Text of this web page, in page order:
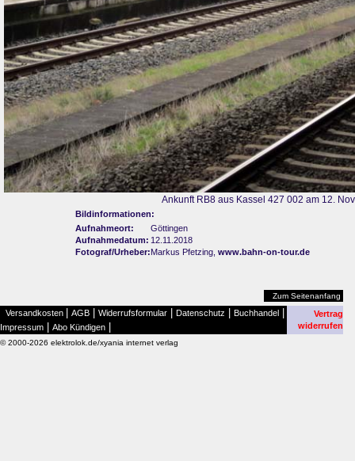
Ankunft RB8 aus Kassel 427 002 am 12.
Bildinformationen:
Aufnahmeort:
Göttingen
Aufnahmedatum: 12.11.2018
Fotograf/Urheber:Markus Pfetzing, www.bahn-on-tour.de
Zum Seitenanfang
Versandkosten AGB Widerrufsformular Datenschutz Buchhandel
Impressum Abo Kündigen
Vertrag
widerrufen
© 2000-2026 elektrolok.de/xyania internet verlag